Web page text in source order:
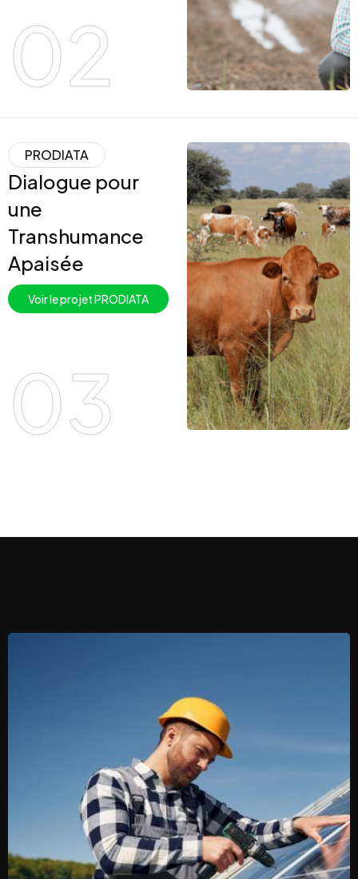
02
PRODIATA
Dialogue pour
une
Transhumance
Apaisée
Voir le projet PRODIATA
03